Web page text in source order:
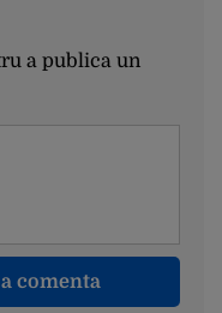
a publica un
comenta